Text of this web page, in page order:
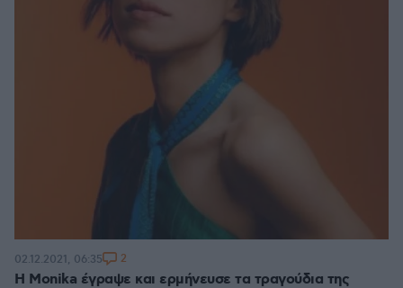
H Monika έγραψε και ερμήνευσε τα τραγούδια της
02.12.2021, 06:35 2